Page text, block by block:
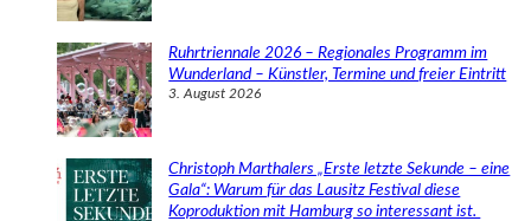
Ruhrtriennale 2026 – Regionales Programm im
Wunderland – Künstler, Termine und freier Eintritt
3. August 2026
Christoph Marthalers „Erste letzte Sekunde – eine
Gala“: Warum für das Lausitz Festival diese
Koproduktion mit Hamburg so interessant ist.